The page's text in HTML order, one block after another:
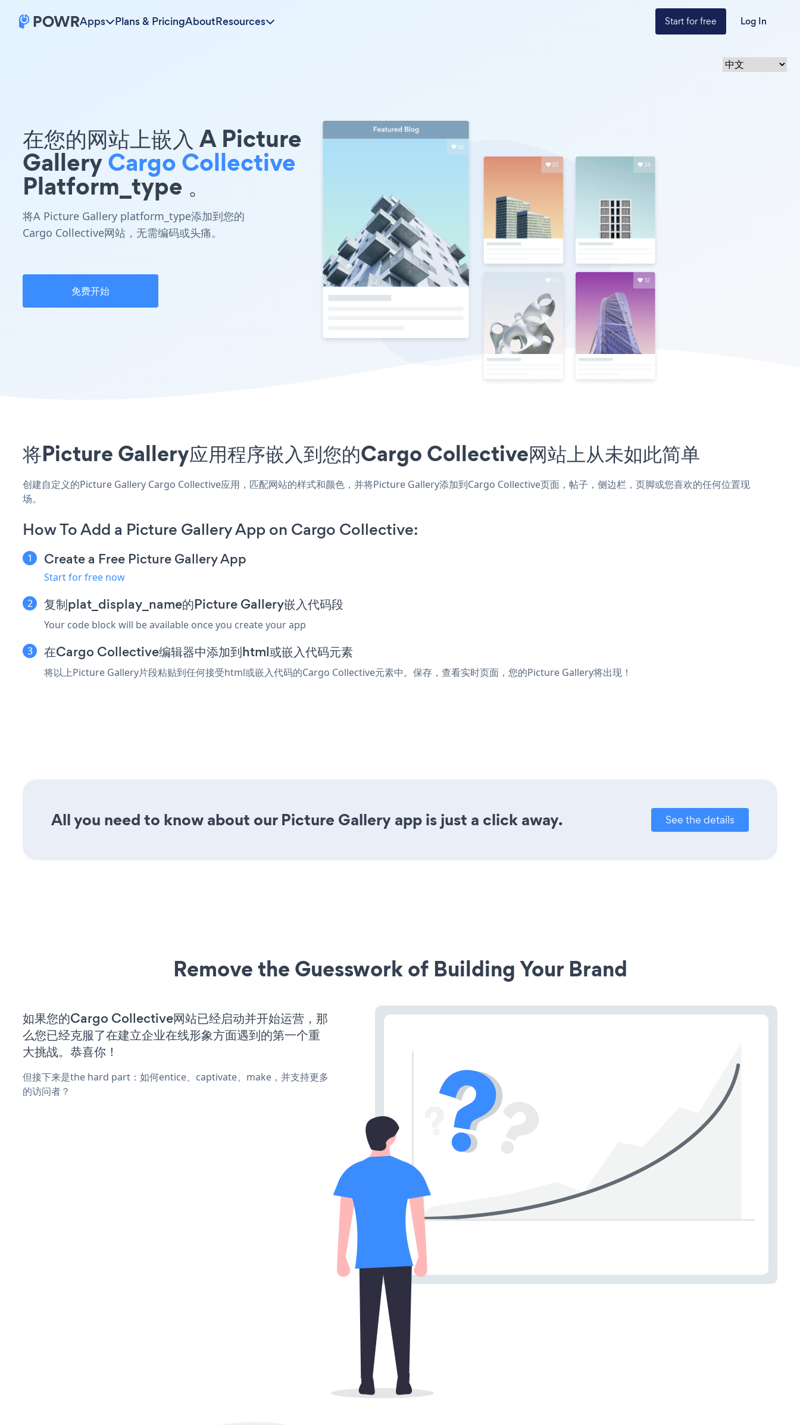
Apps Plans & PricingAboutResources Start for free Log In
在您的网站上嵌入 A Picture
GalleryCargo Collective
Platform_type 。
将A Picture Gallery platform_type添加到您的
Cargo Collective网站，无需编码或头痛。
免费开始
将Picture Gallery应用程序嵌入到您的Cargo Collective网站上从未如此简单
创建自定义的Picture Gallery Cargo Collective应用，匹配网站的样式和颜色，并将Picture Gallery添加到Cargo Collective页面，帖子，侧边栏，页脚或您喜欢的任何位置现
场。
How To Add a Picture Gallery App on Cargo Collective:
Create a Free Picture Gallery App
Start for free now
复制plat_display_name的Picture Gallery嵌入代码段
Your code block will be available once you create your app
在Cargo Collective编辑器中添加到html或嵌入代码元素
将以上Picture Gallery片段粘贴到任何接受html或嵌入代码的Cargo Collective元素中。保存，查看实时页面，您的Picture Gallery将出现！
All you need to know about our Picture Gallery app is just a click away. See the details
Remove the Guesswork of Building Your Brand
如果您的Cargo Collective网站已经启动并开始运营，那
么您已经克服了在建立企业在线形象方面遇到的第一个重
大挑战。恭喜你！
但接下来是the hard part：如何entice、captivate、make，并支持更多
的访问者？